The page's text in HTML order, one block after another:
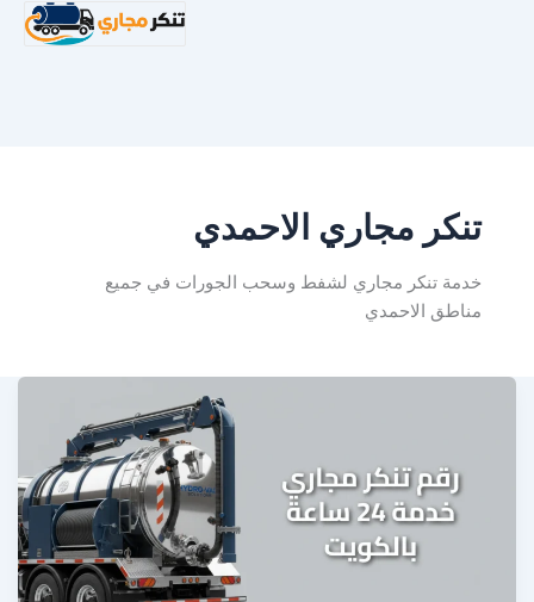
تنكر مجاري الاحمدي
خدمة تنكر مجاري لشفط وسحب الجورات في جميع
مناطق الاحمدي